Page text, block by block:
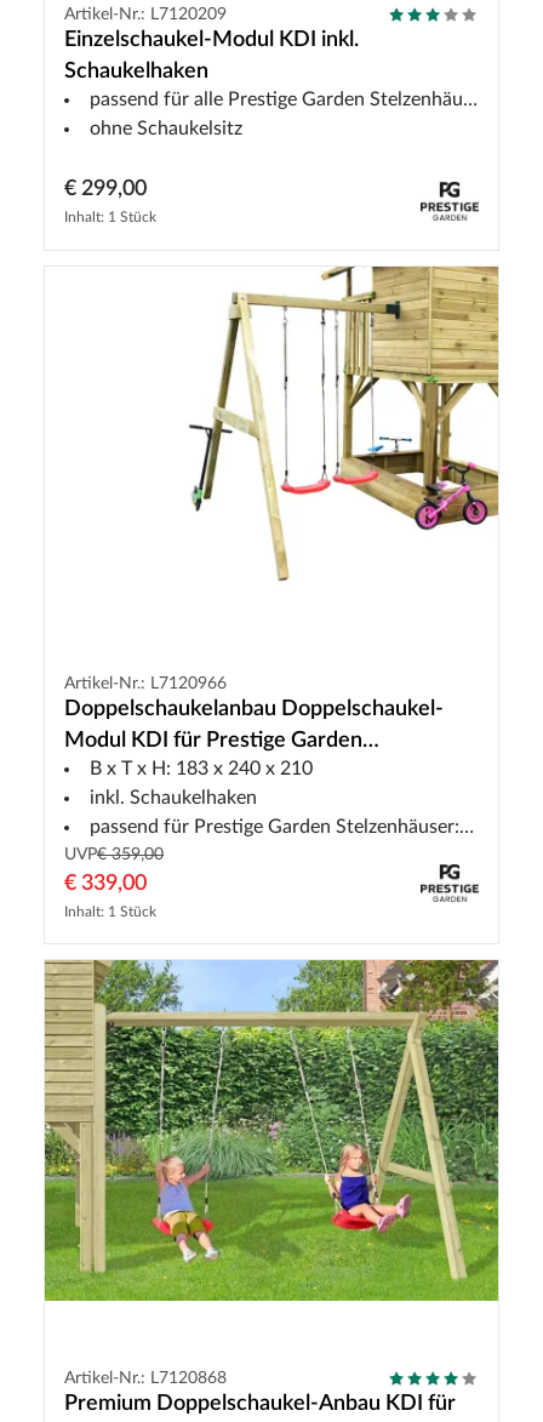
Artikel-Nr.: L7120209
Einzelschaukel-Modul KDI inkl.
Schaukelhaken
passend für alle Prestige Garden Stelzenhäuser
ohne Schaukelsitz
€ 299,00
Inhalt: 1 Stück
Artikel-Nr.: L7120966
Doppelschaukelanbau Doppelschaukel-
Modul KDI für Prestige Garden
Stelzenhäuser
B x T x H: 183 x 240 x 210
inkl. Schaukelhaken
passend für Prestige Garden Stelzenhäuser: Tree Hut
UVP€ 359,00
€ 339,00
Inhalt: 1 Stück
Artikel-Nr.: L7120868
Premium Doppelschaukel-Anbau KDI für